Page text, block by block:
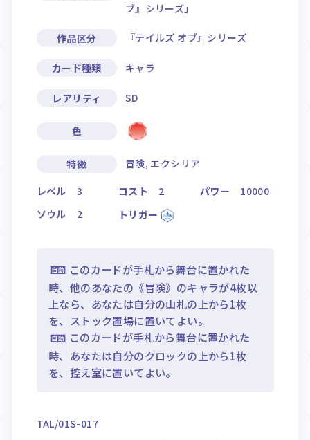
ブ』シリーズ」
作品区分 『テイルズ オブ』シリーズ
カード種類 キャラ
レアリティ SD
色
特徴
冒険, エクシリア
レベル
3 コスト 2 パワー
10000
ソウル
2 トリガー
このカードが手札から舞台に置かれた
時、他のあなたの《冒険》のキャラが4枚以
上なら、あなたは自分の山札の上から1枚
を、ストック置場に置いてよい。
このカードが手札から舞台に置かれた
時、あなたは自分のクロックの上から1枚
を、控え室に置いてよい。
TAL/01S-017